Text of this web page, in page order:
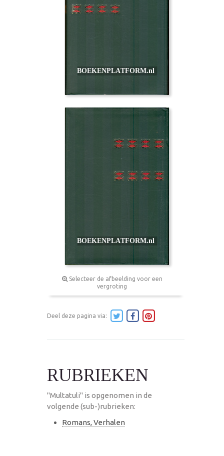
Selecteer de afbeelding voor een
vergroting
Deel deze pagina via:
RUBRIEKEN
"Multatuli" is opgenomen in de
volgende (sub-)rubrieken:
Romans, Verhalen